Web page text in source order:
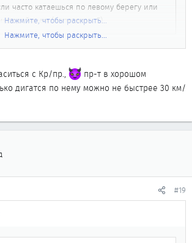
часто катаешься по левому берегу или
(например, 5).
Нажмите, чтобы раскрыть...
Я когда в НЦ зимой гонял, удивлялся.
был вполне приличной дорогой. А
Нажмите, чтобы раскрыть...
с Кр/пр.,
пр-т в хорошом
дигатся по нему можно не быстрее 30 км/
#19